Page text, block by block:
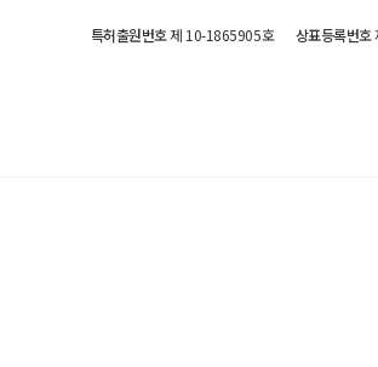
특허출원번호제 10-1865905호 상표등록번호